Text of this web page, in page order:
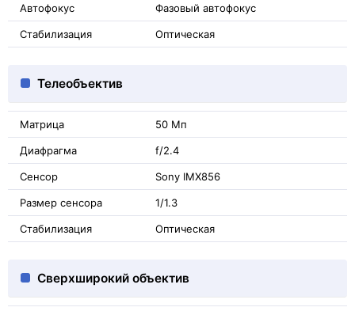
Автофокус Фазовый автофокус
Стабилизация Оптическая
Телеобъектив
Матрица 50 Мп
Диафрагма f/2.4
Сенсор Sony IMX856
Размер сенсора 1/1.3
Стабилизация Оптическая
Сверхширокий объектив